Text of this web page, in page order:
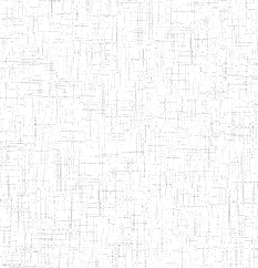
17/11/2008 ENIEG
06/08/1990 ENIEG
02/10/1998 ENIEG